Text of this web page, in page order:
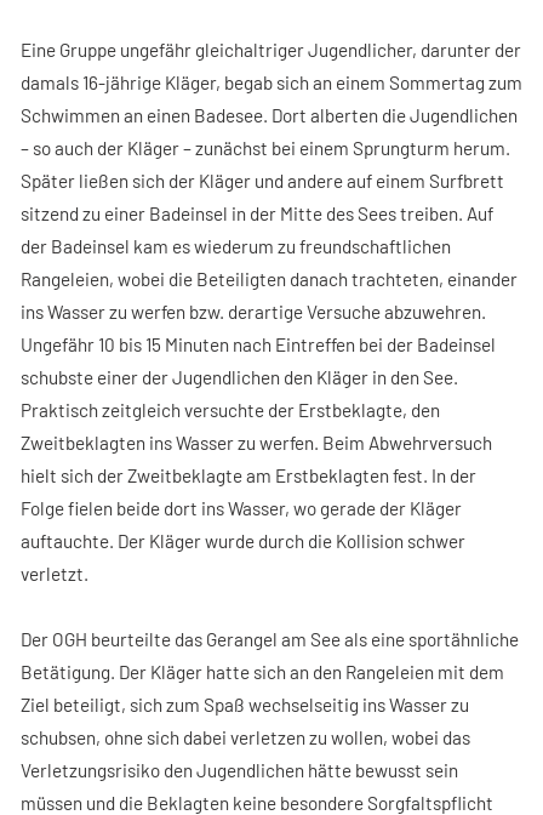
Eine Gruppe ungefähr gleichaltriger Jugendlicher, darunter der
damals 16-jährige Kläger, begab sich an einem Sommertag zum
Schwimmen an einen Badesee. Dort alberten die Jugendlichen
– so auch der Kläger – zunächst bei einem Sprungturm herum.
Später ließen sich der Kläger und andere auf einem Surfbrett
sitzend zu einer Badeinsel in der Mitte des Sees treiben. Auf
der Badeinsel kam es wiederum zu freundschaftlichen
Rangeleien, wobei die Beteiligten danach trachteten, einander
ins Wasser zu werfen bzw. derartige Versuche abzuwehren.
Ungefähr 10 bis 15 Minuten nach Eintreffen bei der Badeinsel
schubste einer der Jugendlichen den Kläger in den See.
Praktisch zeitgleich versuchte der Erstbeklagte, den
Zweitbeklagten ins Wasser zu werfen. Beim Abwehrversuch
hielt sich der Zweitbeklagte am Erstbeklagten fest. In der
Folge fielen beide dort ins Wasser, wo gerade der Kläger
auftauchte. Der Kläger wurde durch die Kollision schwer
verletzt.
Der OGH beurteilte das Gerangel am See als eine sportähnliche
Betätigung. Der Kläger hatte sich an den Rangeleien mit dem
Ziel beteiligt, sich zum Spaß wechselseitig ins Wasser zu
schubsen, ohne sich dabei verletzen zu wollen, wobei das
Verletzungsrisiko den Jugendlichen hätte bewusst sein
müssen und die Beklagten keine besondere Sorgfaltspflicht